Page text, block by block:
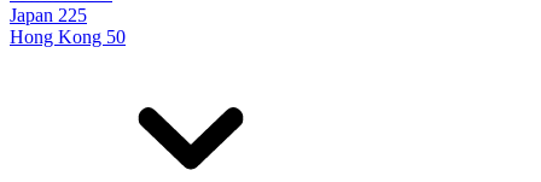
Japan 225
Hong Kong 50